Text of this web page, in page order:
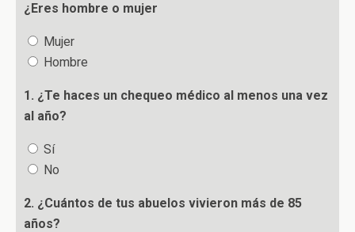
¿Eres hombre o mujer
Mujer
Hombre
1. ¿Te haces un chequeo médico al menos una vez
al año?
Sí
No
2. ¿Cuántos de tus abuelos vivieron más de 85
años?